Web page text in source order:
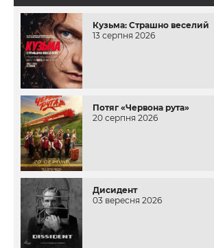
Кузьма: Страшно веселий
13 серпня 2026
Потяг «Червона рута»
20 серпня 2026
Дисидент
03 вересня 2026